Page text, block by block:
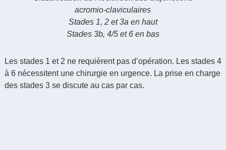
acromio-claviculaires
Stades 1, 2 et 3a en haut
Stades 3b, 4/5 et 6 en bas
Les stades 1 et 2 ne requièrent pas d’opération. Les stades 4
à 6 nécessitent une chirurgie en urgence. La prise en charge
des stades 3 se discute au cas par cas.